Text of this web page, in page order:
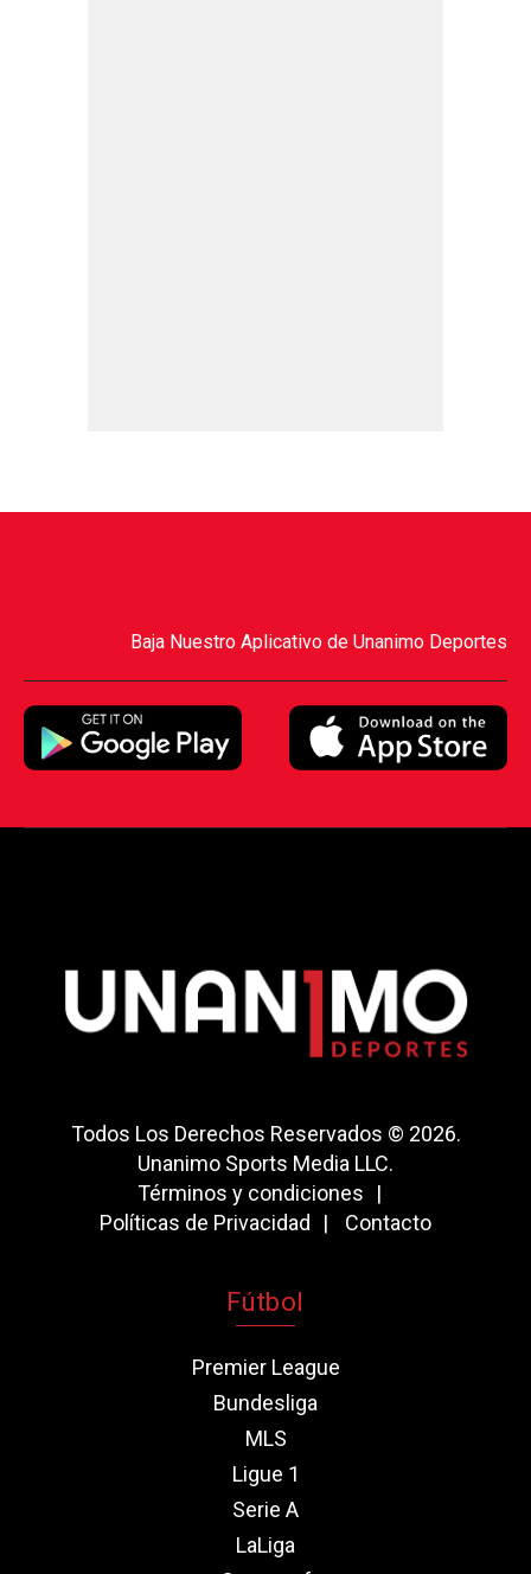
Baja Nuestro Aplicativo de Unanimo Deportes
Todos Los Derechos Reservados © 2026.
Unanimo Sports Media LLC.
Términos y condiciones
Políticas de Privacidad
Contacto
Fútbol
Premier League
Bundesliga
MLS
Ligue 1
Serie A
LaLiga